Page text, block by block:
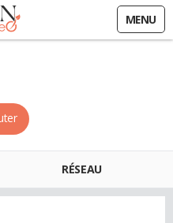
MENU
RÉSEAU